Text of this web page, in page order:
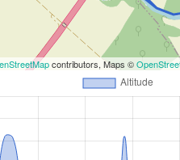
contributors, Maps ©